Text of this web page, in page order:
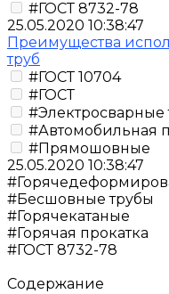
#ГОСТ 8732-78
25.05.2020 10:38:47
Преимущества
труб
#ГОСТ 10704
#ГОСТ
#Электросварные
#Автомобильная
#Прямошовные
25.05.2020 10:38:47
#Бесшовные трубы
#Горячекатаные
#Горячая прокатка
#ГОСТ 8732-78
Содержание